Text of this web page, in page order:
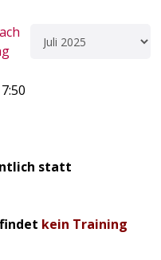
statt
kein Training